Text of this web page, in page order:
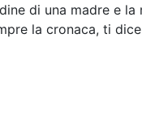
di una madre e la
la cronaca, ti